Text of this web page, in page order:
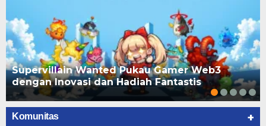
Supervillain Wanted Pukau Gamer Web3
dengan Inovasi dan Hadiah Fantastis
Komunitas +